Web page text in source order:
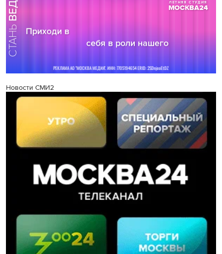
Новости СМИ2